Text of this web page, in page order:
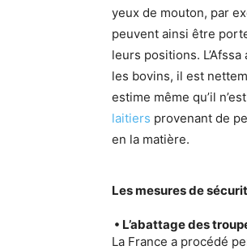
yeux de mouton, par
peuvent ainsi être
leurs positions.
les bovins, il est
estime même qu’il
laitiers provenant de
en la matière.
Les mesures de
• L’abattage des
La France a procédé